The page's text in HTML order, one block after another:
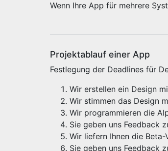
Wenn Ihre App für mehrere
Projektablauf einer App
Festlegung der Deadlines für
Wir erstellen ein Design
Wir stimmen das Design
Wir programmieren die
Sie geben uns Feedback
Wir liefern Ihnen die
Sie geben uns Feedback